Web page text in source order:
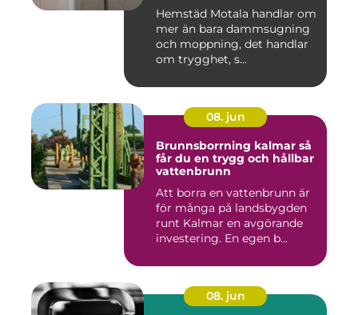
Hemstäd Motala handlar om
mer än bara dammsugning
och moppning, det handlar
om trygghet, s...
08. jun
Brunnsborrning kalmar så
får du en trygg och hållbar
vattenbrunn
Att borra en vattenbrunn är
för många på landsbygden
runt Kalmar en avgörande
investering. En egen b...
08. jun